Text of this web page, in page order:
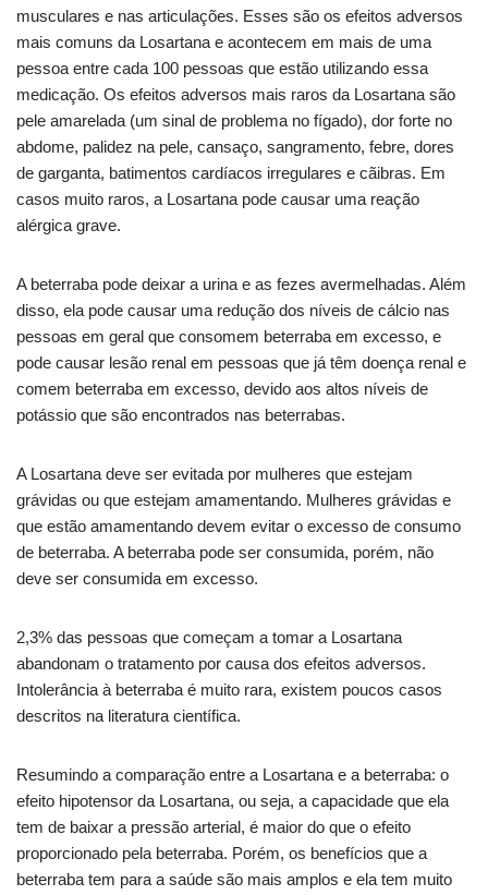
musculares e nas articulações. Esses são os efeitos adversos
mais comuns da Losartana e acontecem em mais de uma
pessoa entre cada 100 pessoas que estão utilizando essa
medicação. Os efeitos adversos mais raros da Losartana são
pele amarelada (um sinal de problema no fígado), dor forte no
abdome, palidez na pele, cansaço, sangramento, febre, dores
de garganta, batimentos cardíacos irregulares e cãibras. Em
casos muito raros, a Losartana pode causar uma reação
alérgica grave.
A beterraba pode deixar a urina e as fezes avermelhadas. Além
disso, ela pode causar uma redução dos níveis de cálcio nas
pessoas em geral que consomem beterraba em excesso, e
pode causar lesão renal em pessoas que já têm doença renal e
comem beterraba em excesso, devido aos altos níveis de
potássio que são encontrados nas beterrabas.
A Losartana deve ser evitada por mulheres que estejam
grávidas ou que estejam amamentando. Mulheres grávidas e
que estão amamentando devem evitar o excesso de consumo
de beterraba. A beterraba pode ser consumida, porém, não
deve ser consumida em excesso.
2,3% das pessoas que começam a tomar a Losartana
abandonam o tratamento por causa dos efeitos adversos.
Intolerância à beterraba é muito rara, existem poucos casos
descritos na literatura científica.
Resumindo a comparação entre a Losartana e a beterraba: o
efeito hipotensor da Losartana, ou seja, a capacidade que ela
tem de baixar a pressão arterial, é maior do que o efeito
proporcionado pela beterraba. Porém, os benefícios que a
beterraba tem para a saúde são mais amplos e ela tem muito